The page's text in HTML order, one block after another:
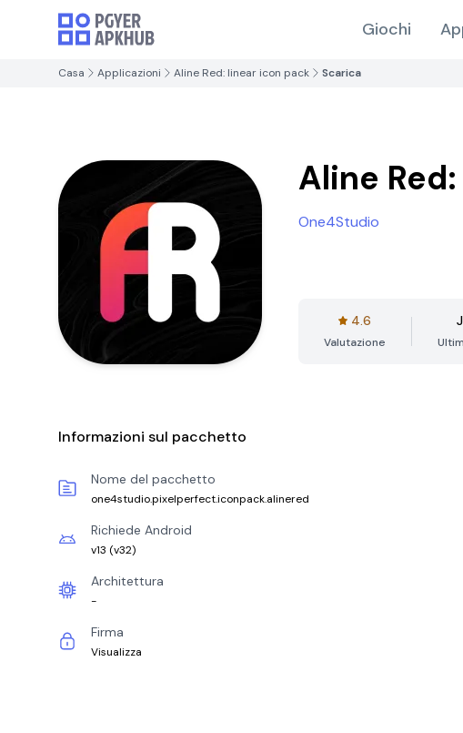
Giochi
Casa Applicazioni Aline Red: linear icon pack Scarica
Aline
One4Studio
4.6
Valutazione
Informazioni sul pacchetto
Nome del pacchetto
one4studio.pixelperfect.iconpack.alinered
Richiede Android
v13 (v32)
Architettura
-
Firma
Visualizza